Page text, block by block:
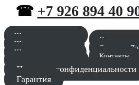
☎ +7 926 894 40
Шары для мальчика
Шары для девочки
Шары для девушки
Оставить
Оплата и
Контакты
Политика конфиденциальности
Гарантия